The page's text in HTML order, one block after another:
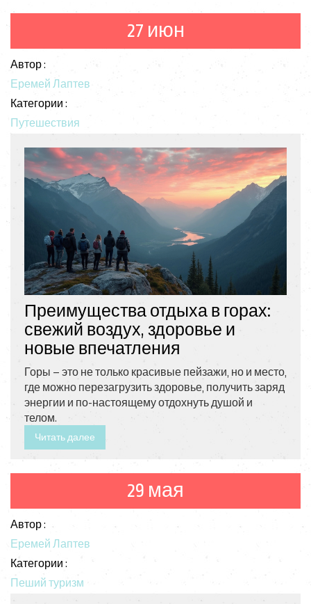
27 июн
Автор :
Еремей Лаптев
Категории :
Путешествия
Преимущества отдыха в горах:
свежий воздух, здоровье и
новые впечатления
Горы – это не только красивые пейзажи, но и место,
где можно перезагрузить здоровье, получить заряд
энергии и по-настоящему отдохнуть душой и
телом.
Читать далее
29 мая
Автор :
Еремей Лаптев
Категории :
Пеший туризм